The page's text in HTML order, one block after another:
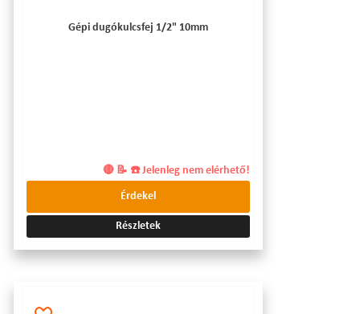
Gépi dugókulcsfej 1/2" 10mm
🔴 📝 ☎️ Jelenleg nem elérhető!
Érdekel
Részletek